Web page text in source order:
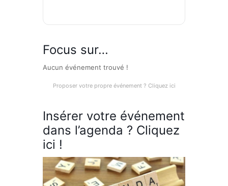
Focus sur…
Aucun événement trouvé !
Proposer votre propre événement ? Cliquez ici
Insérer votre événement
dans l’agenda ? Cliquez
ici !